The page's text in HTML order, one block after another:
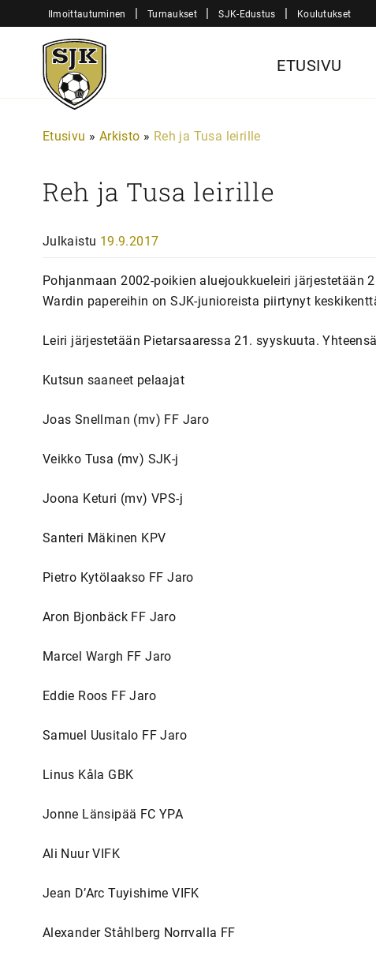
sisältöön
Ilmoittautuminen | Turnaukset | SJK-Edustus | Koulutukset
Sjk-
Juniorit
ETUSIVU
Etusivu » Arkisto » Reh ja Tusa leirille
Reh ja Tusa leirille
Julkaistu 19.9.2017
Pohjanmaan 2002-poikien aluejoukkueleiri järjestetään
Wardin papereihin on SJK-junioreista piirtynyt
Leiri järjestetään Pietarsaaressa 21. syyskuuta.
Kutsun saaneet pelaajat
Joas Snellman (mv) FF Jaro
Veikko Tusa (mv) SJK-j
Joona Keturi (mv) VPS-j
Santeri Mäkinen KPV
Pietro Kytölaakso FF Jaro
Aron Bjonbäck FF Jaro
Marcel Wargh FF Jaro
Eddie Roos FF Jaro
Samuel Uusitalo FF Jaro
Linus Kåla GBK
Jonne Länsipää FC YPA
Ali Nuur VIFK
Jean D’Arc Tuyishime VIFK
Alexander Ståhlberg Norrvalla FF